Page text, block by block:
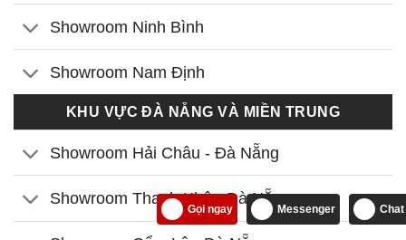
Showroom Ninh Bình
Showroom Nam Định
KHU VỰC ĐÀ NẴNG VÀ MIỀN TRUNG
Showroom Hải Châu - Đà Nẵng
Showroom Thanh Khê - Đà Nẵng
Gọi ngay Messenger